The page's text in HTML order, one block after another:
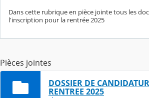
Dans cette rubrique en pièce jointe tous les
l'inscription pour la rentrée 2025
Pièces jointes
DOSSIER DE
RENTREE 2025